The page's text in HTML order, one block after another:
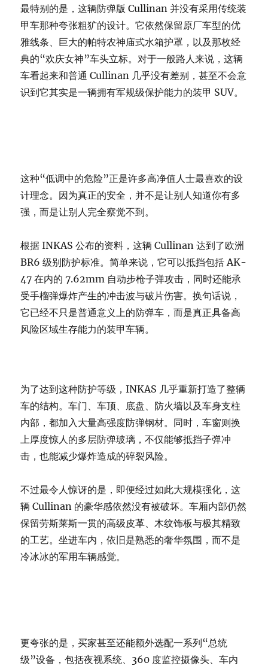
最特别的是，这辆防弹版 Cullinan 并没有采用传统装
甲车那种夸张粗犷的设计。它依然保留原厂车型的优
雅线条、巨大的帕特农神庙式水箱护罩，以及那枚经
典的“欢庆女神”车头立标。对于一般路人来说，这辆
车看起来和普通 Cullinan 几乎没有差别，甚至不会意
识到它其实是一辆拥有军规级保护能力的装甲 SUV。
这种“低调中的危险”正是许多高净值人士最喜欢的设
计理念。因为真正的安全，并不是让别人知道你有多
强，而是让别人完全察觉不到。
根据 INKAS 公布的资料，这辆 Cullinan 达到了欧洲
BR6 级别防护标准。简单来说，它可以抵挡包括 AK-
47 在内的 7.62mm 自动步枪子弹攻击，同时还能承
受手榴弹爆炸产生的冲击波与破片伤害。换句话说，
它已经不只是普通意义上的防弹车，而是真正具备高
风险区域生存能力的装甲车辆。
为了达到这种防护等级，INKAS 几乎重新打造了整辆
车的结构。车门、车顶、底盘、防火墙以及车身支柱
内部，都加入大量高强度防弹钢材。同时，车窗则换
上厚度惊人的多层防弹玻璃，不仅能够抵挡子弹冲
击，也能减少爆炸造成的碎裂风险。
不过最令人惊讶的是，即便经过如此大规模强化，这
辆 Cullinan 的豪华感依然没有被破坏。车厢内部仍然
保留劳斯莱斯一贯的高级皮革、木纹饰板与极其精致
的工艺。坐进车内，依旧是熟悉的奢华氛围，而不是
冷冰冰的军用车辆感觉。
更夸张的是，买家甚至还能额外选配一系列“总统
级”设备，包括夜视系统、360 度监控摄像头、车内